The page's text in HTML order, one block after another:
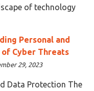
of technology
Personal and
Cyber Threats
29, 2023
Data Protection The